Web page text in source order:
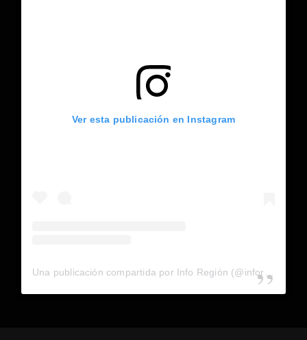
Ver esta publicación en Instagram
Una publicación compartida por Info Región (@inforegion_redes)